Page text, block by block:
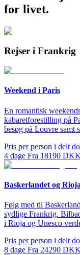
for livet.
Rejser i Frankrig
Weekend i Paris
En romantisk
kabaretforestilling på
besøg på Louvre samt
Pris per person i delt
4 dage Fra 18190 DKK
Baskerlandet og Rioja
Følg med til
sydlige Frankrig.
i Rioja og Unesco
Pris per person i delt
8 dage Fra 24290 DKK